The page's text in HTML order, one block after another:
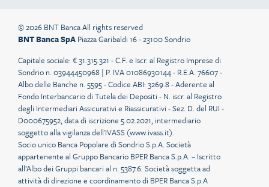
© 2026 BNT Banca All rights reserved
BNT Banca SpA Piazza Garibaldi 16 - 23100 Sondrio
Capitale sociale: € 31.315.321 - C.F. e Iscr. al Registro Imprese di
Sondrio n. 03944450968 | P. IVA 01086930144 - R.E.A. 76607 -
Albo delle Banche n. 5595 - Codice ABI: 3269.8 - Aderente al
Fondo Interbancario di Tutela dei Depositi - N. iscr. al Registro
degli Intermediari Assicurativi e Riassicurativi - Sez. D. del RUI -
D000675952, data di iscrizione 5.02.2021, intermediario
soggetto alla vigilanza dell'IVASS (www.ivass.it).
Socio unico Banca Popolare di Sondrio S.p.A. Società
appartenente al Gruppo Bancario BPER Banca S.p.A. – Iscritto
all’Albo dei Gruppi bancari al n. 5387.6. Società soggetta ad
attività di direzione e coordinamento di BPER Banca S.p.A